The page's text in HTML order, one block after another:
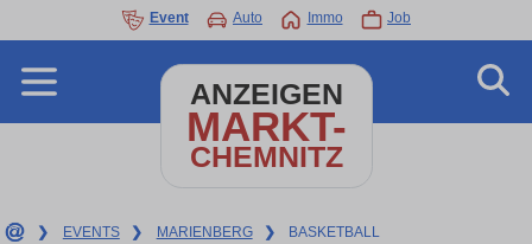
Event Auto Immo Job
ANZEIGEN
MARKT-
CHEMNITZ
❯ EVENTS ❯ MARIENBERG ❯ BASKETBALL